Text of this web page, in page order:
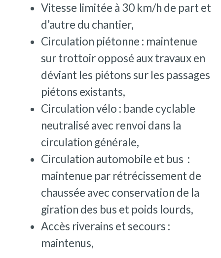
Vitesse limitée à 30 km/h de part et
d’autre du chantier,
Circulation piétonne : maintenue
sur trottoir opposé aux travaux en
déviant les piétons sur les passages
piétons existants,
Circulation vélo : bande cyclable
neutralisé avec renvoi dans la
circulation générale,
Circulation automobile et bus :
maintenue par rétrécissement de
chaussée avec conservation de la
giration des bus et poids lourds,
Accès riverains et secours :
maintenus,